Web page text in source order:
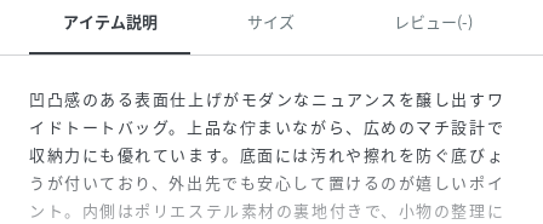
アイテム説明 サイズ レビュー(-)
凹凸感のある表面仕上げがモダンなニュアンスを醸し出すワ
イドトートバッグ。上品な佇まいながら、広めのマチ設計で
収納力にも優れています。底面には汚れや擦れを防ぐ底びょ
うが付いており、外出先でも安心して置けるのが嬉しいポイ
ント。内側はポリエステル素材の裏地付きで、小物の整理に